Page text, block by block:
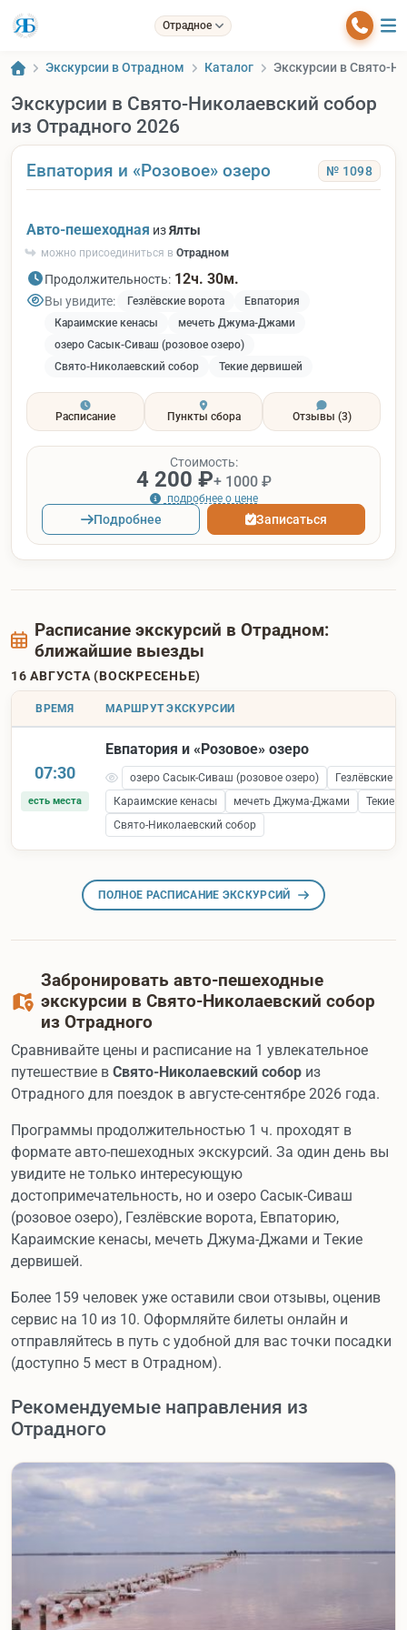
Отрадное
Экскурсии в Отрадном Каталог Экскурсии в Свято-
Экскурсии в Свято-Николаевский собор
из Отрадного 2026
Евпатория и «Розовое» озеро № 1098
Авто-пешеходная изЯлты
можно присоединиться в Отрадном
Продолжительность: 12ч. 30м.
Вы увидите: Гезлёвские ворота
Евпатория
Караимские кенасы
мечеть Джума-Джами
озеро Сасык-Сиваш (розовое озеро)
Свято-Николаевский собор
Текие дервишей
Расписание Пункты сбора Отзывы (3)
Стоимость:
4 200 ₽+ 1000 ₽
подробнее о цене
Подробнее Записаться
Расписание экскурсий в Отрадном:
ближайшие выезды
16 АВГУСТА (ВОСКРЕСЕНЬЕ)
ВРЕМЯ МАРШРУТ ЭКСКУРСИИ
07:30
есть места
Евпатория и «Розовое» озеро
озеро Сасык-Сиваш (розовое озеро)
Гезлёвские
Караимские кенасы
мечеть Джума-Джами
Текие
Свято-Николаевский собор
ПОЛНОЕ РАСПИСАНИЕ ЭКСКУРСИЙ
Забронировать авто-пешеходные
экскурсии в Свято-Николаевский собор
из Отрадного
Сравнивайте цены и расписание на 1 увлекательное
путешествие в Свято-Николаевский собор из
Отрадного для поездок в августе-сентябре 2026 года.
Программы продолжительностью 1 ч. проходят в
формате авто-пешеходных экскурсий. За один день вы
увидите не только интересующую
достопримечательность, но и озеро Сасык-Сиваш
(розовое озеро), Гезлёвские ворота, Евпаторию,
Караимские кенасы, мечеть Джума-Джами и Текие
дервишей.
Более 159 человек уже оставили свои отзывы, оценив
сервис на 10 из 10. Оформляйте билеты онлайн и
отправляйтесь в путь с удобной для вас точки посадки
(доступно 5 мест в Отрадном).
Рекомендуемые направления из
Отрадного